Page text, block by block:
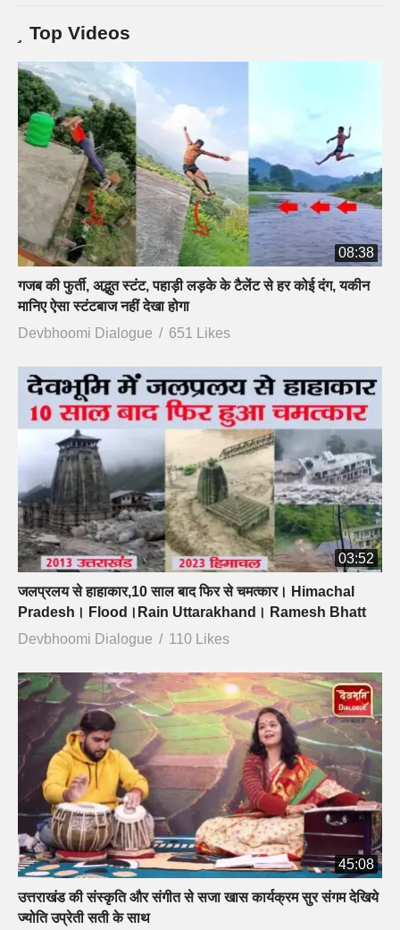
Top Videos
08:38
गजब की फुर्ती, अद्भुत स्टंट, पहाड़ी लड़के के टैलेंट से हर कोई दंग, यकीन
मानिए ऐसा स्टंटबाज नहीं देखा होगा
Devbhoomi Dialogue
651 Likes
03:52
जलप्रलय से हाहाकार,10 साल बाद फिर से चमत्कार। Himachal
Pradesh। Flood।Rain Uttarakhand। Ramesh Bhatt
Devbhoomi Dialogue
110 Likes
45:08
उत्तराखंड की संस्कृति और संगीत से सजा खास कार्यक्रम सुर संगम देखिये
ज्योति उप्रेती सती के साथ